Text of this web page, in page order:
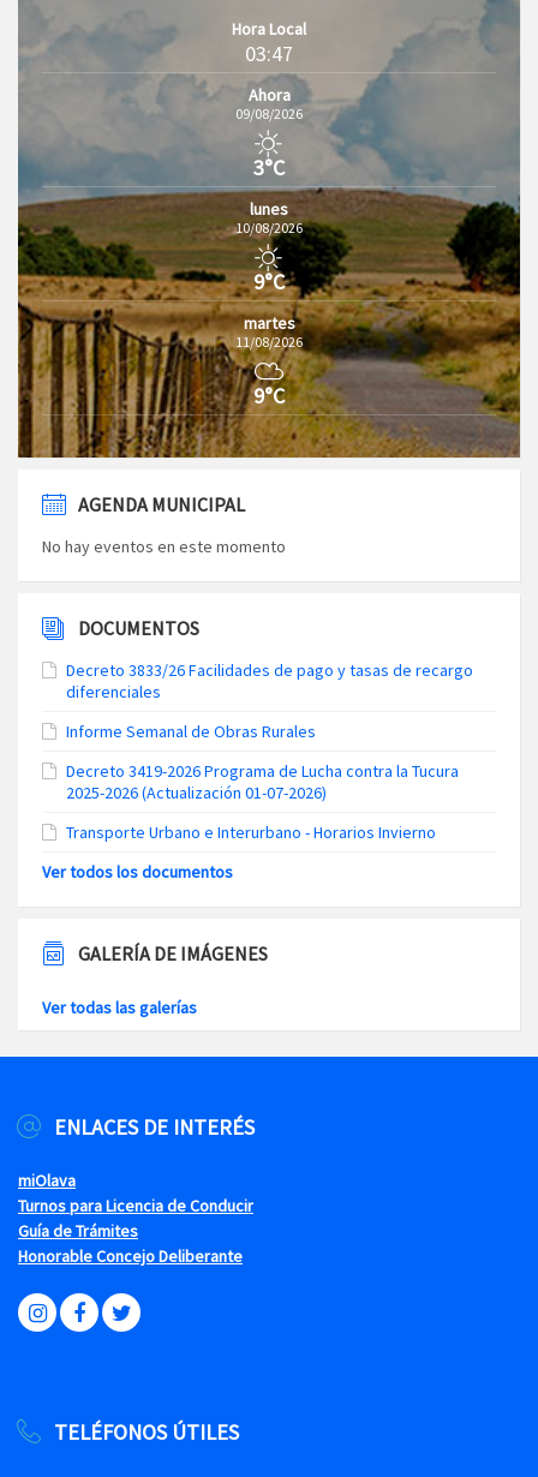
Hora Local
03:47
Ahora
09/08/2026
3°C
lunes
10/08/2026
9°C
martes
11/08/2026
9°C
AGENDA MUNICIPAL
No hay eventos en este momento
DOCUMENTOS
Decreto 3833/26 Facilidades de pago y tasas de recargo
diferenciales
Informe Semanal de Obras Rurales
Decreto 3419-2026 Programa de Lucha contra la Tucura
2025-2026 (Actualización 01-07-2026)
Transporte Urbano e Interurbano - Horarios Invierno
Ver todos los documentos
GALERÍA DE IMÁGENES
Ver todas las galerías
ENLACES DE INTERÉS
miOlava
Turnos para Licencia de Conducir
Guía de Trámites
Honorable Concejo Deliberante
TELÉFONOS ÚTILES